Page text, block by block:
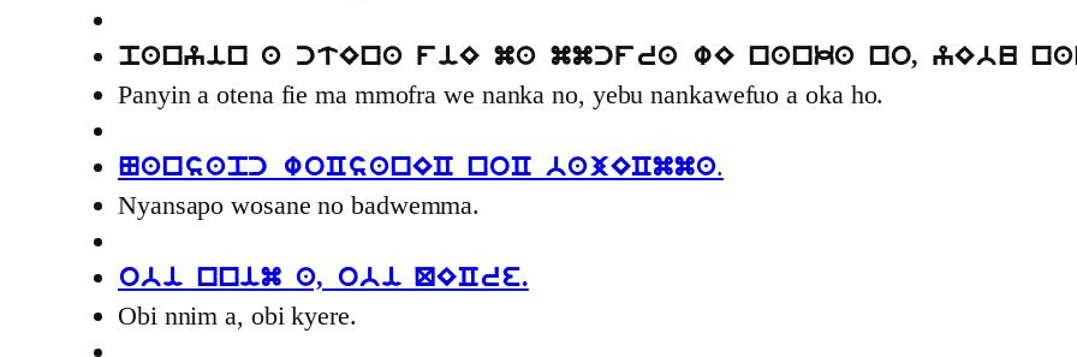
panyin a ctEna fiE ma mmcfra wE nanka no, yEbu
Panyin a otena fie ma mmofra we nanka no, yebu nankawefuo a oka ho.
Nansapc woCsanEC noC bajECmma.
Nyansapo wosane no badwemma.
obi nnim a, obi QECre.
Obi nnim a, obi kyere.